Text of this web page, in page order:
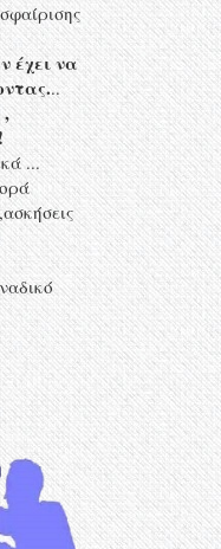
έχει να
..
,
...